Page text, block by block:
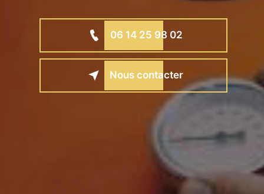
06 14 25 98 02
Nous contacter